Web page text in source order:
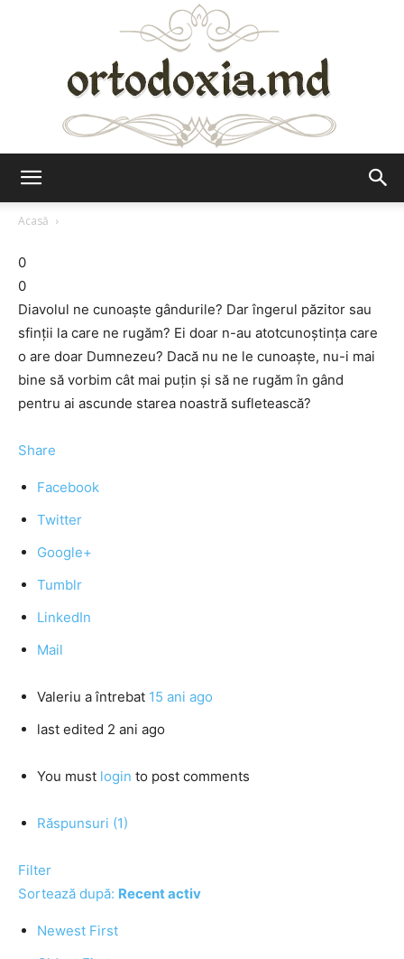
Acasă
0
0
Diavolul ne cunoaște gândurile? Dar îngerul păzitor sau
sfinții la care ne rugăm? Ei doar n-au atotcunoștința care
o are doar Dumnezeu? Dacă nu ne le cunoaște, nu-i mai
bine să vorbim cât mai puțin și să ne rugăm în gând
pentru ai ascunde starea noastră sufletească?
Share
Facebook
Twitter
Google+
Tumblr
LinkedIn
Mail
Valeriu a întrebat 15 ani ago
last edited 2 ani ago
You must login to post comments
Răspunsuri (1)
Filter
Sortează după: Recent activ
Newest First